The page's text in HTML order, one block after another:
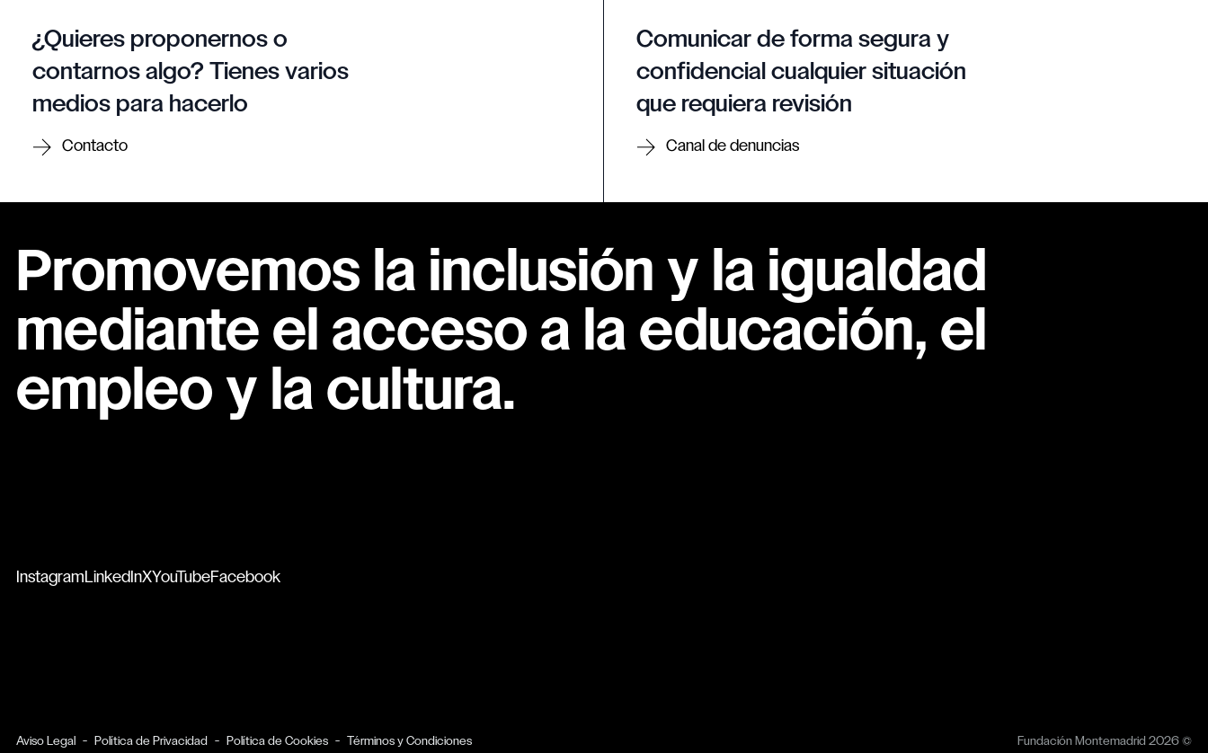
¿Quieres proponernos o
contarnos algo? Tienes varios
medios para hacerlo
Contacto
Comunicar de forma segura y
confidencial cualquier situación
que requiera revisión
Canal de denuncias
Promovemos la inclusión y la igualdad
mediante el acceso a la educación, el
empleo y la cultura.
Instagram LinkedInXYouTubeFacebook
Aviso Legal Política de Privacidad Política de Cookies Términos y Condiciones Fundación Montemadrid 2026 ©